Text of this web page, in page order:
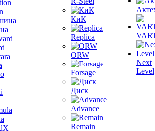
КиК
Replica
ORW
Forsage
Диск
Advance
Remain
Next
Level